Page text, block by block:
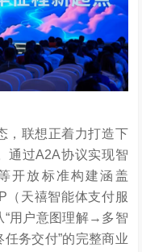
，联想正着力打造下
通过A2A协议实现智
开放标准构建涵盖
（天禧智能体支付服
“用户意图理解→多智
务交付”的完整商业